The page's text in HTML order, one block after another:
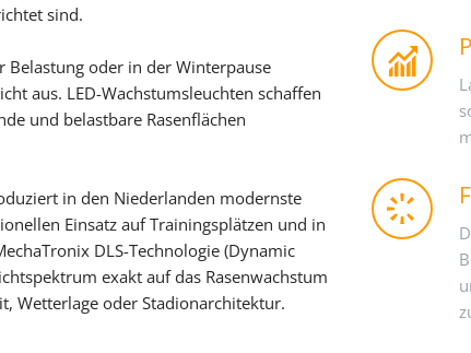
sind.
Belastung oder in der Winterpause
aus. LED-Wachstumsleuchten schaffen
und belastbare Rasenflächen
in den Niederlanden modernste
Einsatz auf Trainingsplätzen und in
DLS-Technologie (Dynamic
exakt auf das Rasenwachstum
Wetterlage oder Stadionarchitektur.